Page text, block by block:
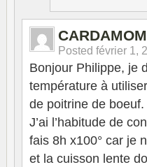
Posted février 1,
Bonjour Philippe, je
température à
de poitrine de boeuf.
J’ai l’habitude de
fais 8h x100° car je
et la cuisson lente